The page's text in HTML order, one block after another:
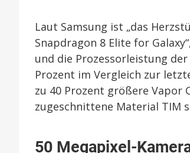
Laut Samsung ist „das
Snapdragon 8 Elite for
und die Prozessorleistung
Prozent im Vergleich zur
zu 40 Prozent größere Vapor
zugeschnittene Material TIM
50 Megapixel-